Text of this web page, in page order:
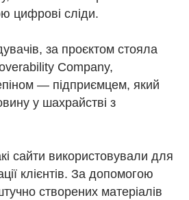
цифрові сліди.
за проєктом стояла
Company,
— підприємцем, який
у шахрайстві з
сайти використовували для
клієнтів. За допомогою
створених матеріалів